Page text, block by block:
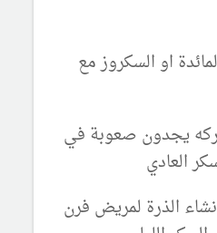
او السكروز مع
يجدون صعوبة في
العادي
الذرة لمريض فرن